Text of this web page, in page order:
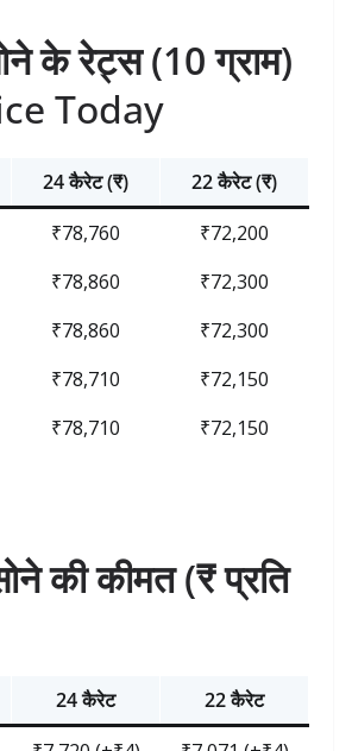
के रेट्स (10 ग्राम)
Today
24 कैरेट (₹)
22 कैरेट (₹)
₹78,760
₹72,200
₹78,860
₹72,300
₹78,860
₹72,300
₹78,710
₹72,150
₹78,710 ₹72,150
की कीमत (₹ प्रति
24 कैरेट
22 कैरेट